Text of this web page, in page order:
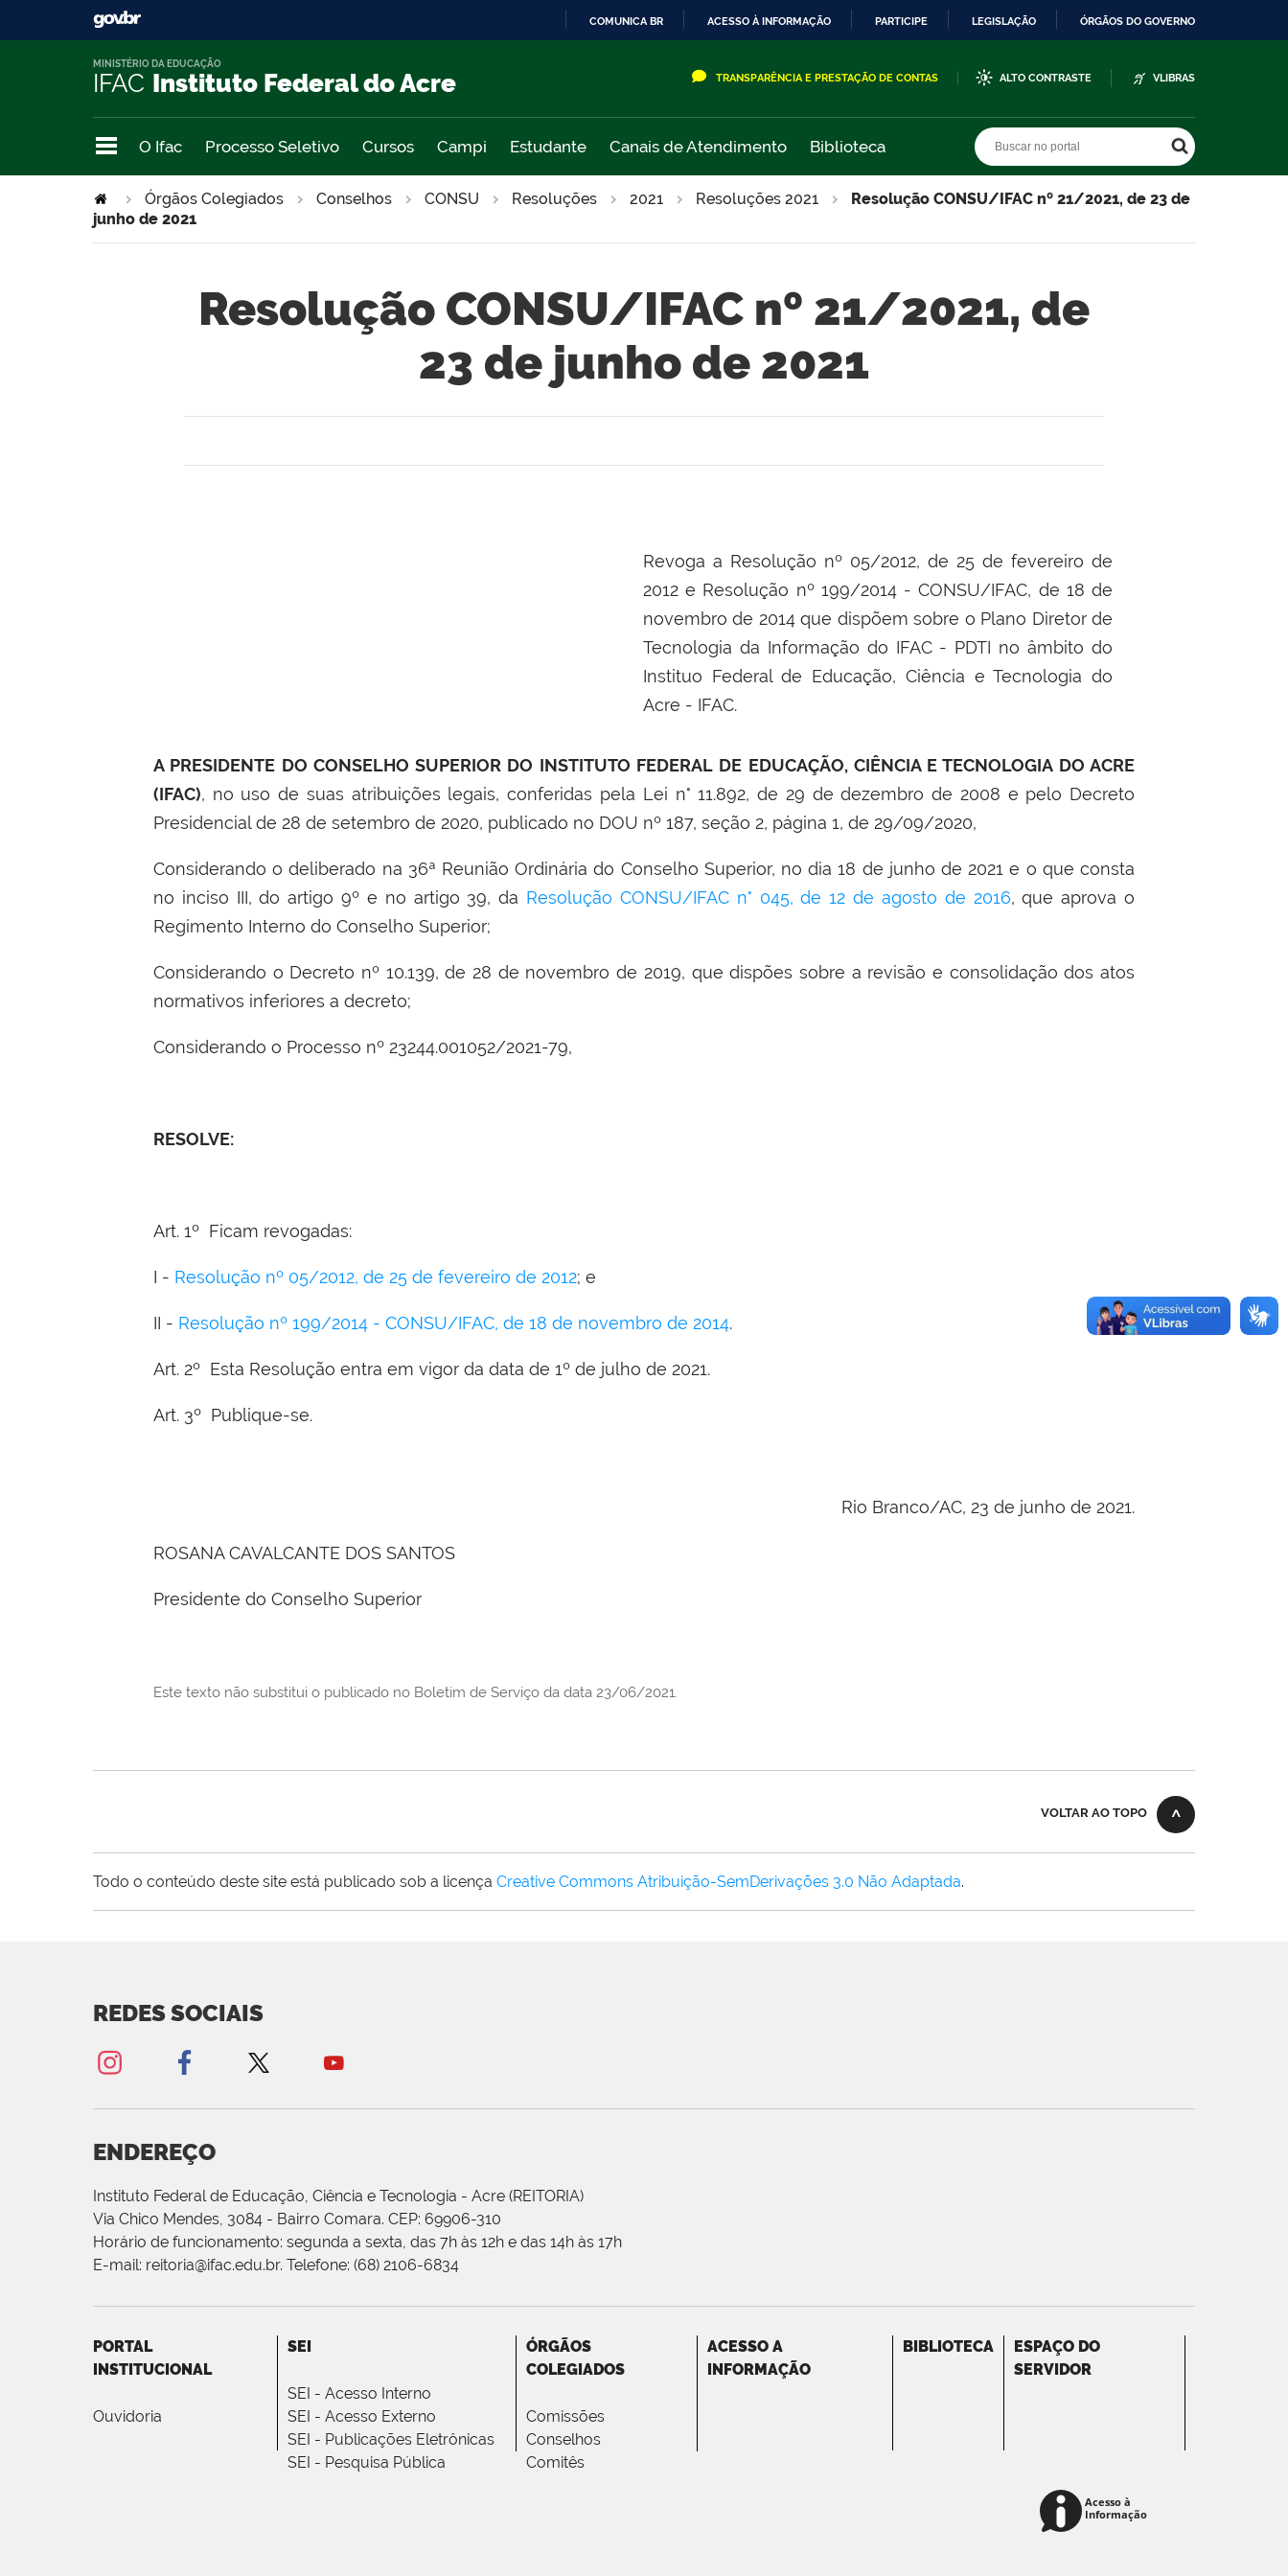
COMUNICA BR ACESSO À INFORMAÇÃO PARTICIPE LEGISLAÇÃO ÓRGÃOS DO GOVERNO
IFAC Instituto Federal do Acre
MINISTÉRIO DA EDUCAÇÃO
TRANSPARÊNCIA E PRESTAÇÃO DE CONTAS ALTO CONTRASTE VLIBRAS
O Ifac Processo Seletivo Cursos Campi Estudante Canais de Atendimento Biblioteca
Órgãos Colegiados Conselhos CONSU Resoluções 2021 Resoluções 2021
Resolução CONSU/IFAC nº 21/2021, de 23 de
junho de 2021
Resolução CONSU/IFAC nº 21/2021, de
23 de junho de 2021
Revoga a Resolução nº 05/2012, de 25 de fevereiro de
2012 e Resolução nº 199/2014 - CONSU/IFAC, de 18 de
novembro de 2014 que dispõem sobre o Plano Diretor de
Tecnologia da Informação do IFAC - PDTI no âmbito do
Instituo Federal de Educação, Ciência e Tecnologia do
Acre - IFAC.
A PRESIDENTE DO CONSELHO SUPERIOR DO INSTITUTO FEDERAL DE EDUCAÇÃO, CIÊNCIA E TECNOLOGIA DO ACRE
(IFAC), no uso de suas atribuições legais, conferidas pela Lei n° 11.892, de 29 de dezembro de 2008 e pelo Decreto
Presidencial de 28 de setembro de 2020, publicado no DOU nº 187, seção 2, página 1, de 29/09/2020,
Considerando o deliberado na 36ª Reunião Ordinária do Conselho Superior, no dia 18 de junho de 2021 e o que consta
no inciso III, do artigo 9º e no artigo 39, da Resolução CONSU/IFAC n° 045, de 12 de agosto de 2016, que aprova o
Regimento Interno do Conselho Superior;
Considerando o Decreto nº 10.139, de 28 de novembro de 2019, que dispões sobre a revisão e consolidação dos atos
normativos inferiores a decreto;
Considerando o Processo nº 23244.001052/2021-79,
RESOLVE:
Art. 1º Ficam revogadas:
I - Resolução nº 05/2012, de 25 de fevereiro de 2012; e
II - Resolução nº 199/2014 - CONSU/IFAC, de 18 de novembro de 2014.
Art. 2º Esta Resolução entra em vigor da data de 1º de julho de 2021.
Art. 3º Publique-se.
Rio Branco/AC, 23 de junho de 2021.
ROSANA CAVALCANTE DOS SANTOS
Presidente do Conselho Superior
Este texto não substitui o publicado no Boletim de Serviço da data 23/06/2021.
VOLTAR AO TOPO
Todo o conteúdo deste site está publicado sob a licença Creative Commons Atribuição-SemDerivações 3.0 Não Adaptada.
REDES SOCIAIS
ENDEREÇO
Instituto Federal de Educação, Ciência e Tecnologia - Acre (REITORIA)
Via Chico Mendes, 3084 - Bairro Comara. CEP: 69906-310
Horário de funcionamento: segunda a sexta, das 7h às 12h e das 14h às 17h
E-mail: reitoria@ifac.edu.br. Telefone: (68) 2106-6834
PORTAL
INSTITUCIONAL
Ouvidoria
SEI
SEI - Acesso Interno
SEI - Acesso Externo
SEI - Publicações Eletrônicas
SEI - Pesquisa Pública
ÓRGÃOS
COLEGIADOS
Comissões
Conselhos
Comitês
ACESSO A
INFORMAÇÃO
BIBLIOTECA
ESPAÇO DO
SERVIDOR